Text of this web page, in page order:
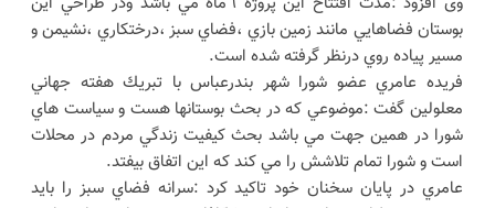
بوستان فضاهايي مانند زمين بازي ،فضاي سبز ،درختكاري ،نشيمن و
مسير پياده روي درنظر گرفته شده است.
فريده عامري عضو شورا شهر بندرعباس با تبريك هفته جهاني
معلولين گفت :موضوعي كه در بحث بوستانها هست و سياست هاي
شورا در همين جهت مي باشد بحث كيفيت زندگي مردم در محلات
است و شورا تمام تلاشش را مي كند كه اين اتفاق بيفتد.
عامري در پايان سخنان خود تاكيد كرد :سرانه فضاي سبز را بايد